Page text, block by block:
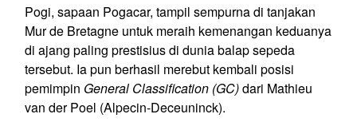
Pogi, sapaan Pogacar, tampil sempurna di tanjakan
Mur de Bretagne untuk meraih kemenangan keduanya
di ajang paling prestisius di dunia balap sepeda
tersebut. Ia pun berhasil merebut kembali posisi
pemimpin General Classification (GC)dari Mathieu
van der Poel (Alpecin-Deceuninck).